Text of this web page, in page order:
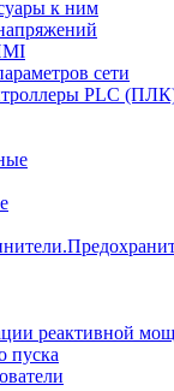
к ним
сети
PLC
реактивной
пуска